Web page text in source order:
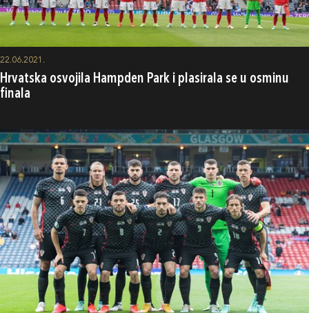
22.06.2021.
Hrvatska osvojila Hampden Park i plasirala se u osminu
finala